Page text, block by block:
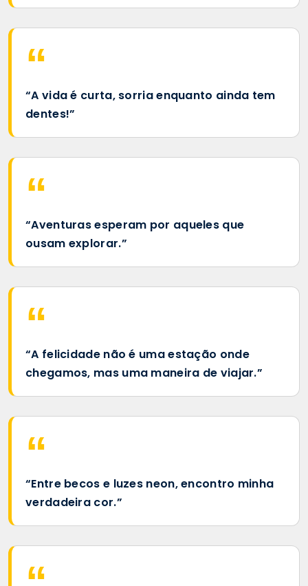
“A vida é curta, sorria enquanto ainda tem
dentes!”
“Aventuras esperam por aqueles que
ousam explorar.”
“A felicidade não é uma estação onde
chegamos, mas uma maneira de viajar.”
“Entre becos e luzes neon, encontro minha
verdadeira cor.”